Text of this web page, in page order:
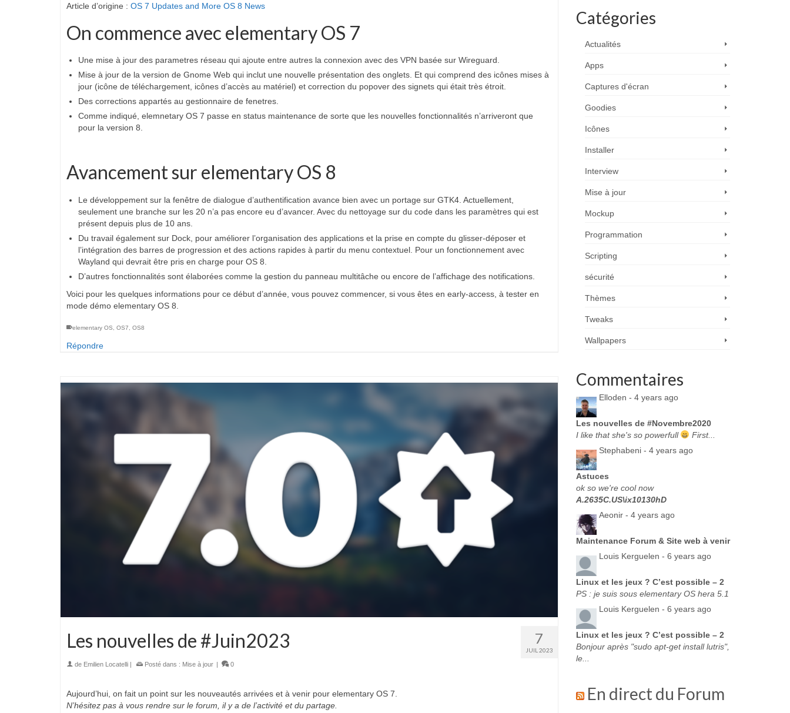
Article d’origine : OS 7 Updates and More OS 8 News
On commence avec elementary OS 7
Une mise à jour des parametres réseau qui ajoute entre autres la connexion avec des VPN basée sur Wireguard.
Mise à jour de la version de Gnome Web qui inclut une nouvelle présentation des onglets. Et qui comprend des icônes mises à
jour (icône de téléchargement, icônes d’accès au matériel) et correction du popover des signets qui était très étroit.
Des corrections appartés au gestionnaire de fenetres.
Comme indiqué, elemnetary OS 7 passe en status maintenance de sorte que les nouvelles fonctionnalités n’arriveront que
pour la version 8.
Avancement sur elementary OS 8
Le développement sur la fenêtre de dialogue d’authentification avance bien avec un portage sur GTK4. Actuellement,
seulement une branche sur les 20 n’a pas encore eu d’avancer. Avec du nettoyage sur du code dans les paramètres qui est
présent depuis plus de 10 ans.
Du travail également sur Dock, pour améliorer l’organisation des applications et la prise en compte du glisser-déposer et
l’intégration des barres de progression et des actions rapides à partir du menu contextuel. Pour un fonctionnement avec
Wayland qui devrait être pris en charge pour OS 8.
D’autres fonctionnalités sont élaborées comme la gestion du panneau multitâche ou encore de l’affichage des notifications.
Voici pour les quelques informations pour ce début d’année, vous pouvez commencer, si vous êtes en early-access, à tester en
mode démo elementary OS 8.
elementary OS OS7 OS8
Répondre
7
JUIL 2023
Les nouvelles de #Juin2023
de Emilien Locatelli | Posté dans : Mise à jour | 0
Aujourd’hui, on fait un point sur les nouveautés arrivées et à venir pour elementary OS 7.
N’hésitez pas à vous rendre sur le forum, il y a de l’activité et du partage.
Catégories
Actualités
Apps
Captures d'écran
Goodies
Icônes
Installer
Interview
Mise à jour
Mockup
Programmation
Scripting
sécurité
Thèmes
Tweaks
Wallpapers
Commentaires
Elloden - 4 years ago
Les nouvelles de #Novembre2020
I like that she's so powerfull
First...
Stephabeni - 4 years ago
Astuces
ok so we're cool now
A.2635C.US\ix10130hD
Aeonir - 4 years ago
Maintenance Forum & Site web à venir
Louis Kerguelen - 6 years ago
Linux et les jeux ? C’est possible – 2
PS : je suis sous elementary OS hera 5.1
Louis Kerguelen - 6 years ago
Linux et les jeux ? C’est possible – 2
Bonjour après "sudo apt-get install lutris",
le...
En direct du Forum